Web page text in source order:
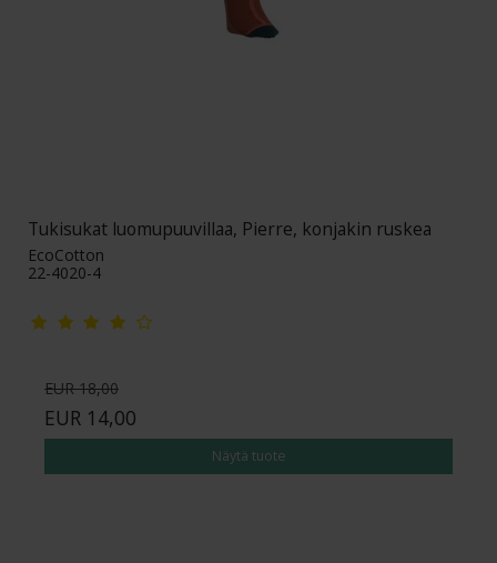
Tukisukat luomupuuvillaa, Pierre, konjakin ruskea
EcoCotton
22-4020-4
EUR 18,00
EUR 14,00
Näytä tuote